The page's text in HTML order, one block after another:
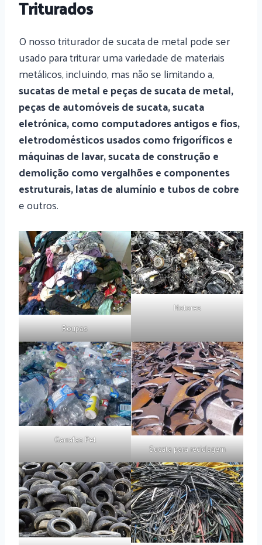
Triturados
O nosso triturador de sucata de metal pode ser
usado para triturar uma variedade de materiais
metálicos, incluindo, mas não se limitando a,
sucatas de metal e peças de sucata de metal,
peças de automóveis de sucata, sucata
eletrónica, como computadores antigos e fios,
eletrodomésticos usados como frigoríficos e
máquinas de lavar, sucata de construção e
demolição como vergalhões e componentes
estruturais, latas de alumínio e tubos de cobre
e outros.
Roupas
Motores
Garrafas Pet
Sucata para reciclagem